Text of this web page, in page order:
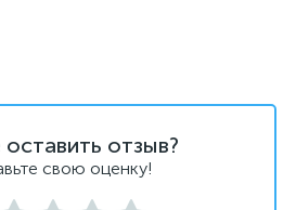
отзыв?
свою оценку!